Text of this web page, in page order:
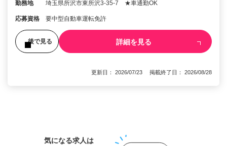
勤務地 埼玉県所沢市東所沢3-35-7 ★車通勤OK
応募資格 要中型自動車運転免許
後で見る 詳細を見る
更新日： 2026/07/23 掲載終了日： 2026/08/28
気になる求人は